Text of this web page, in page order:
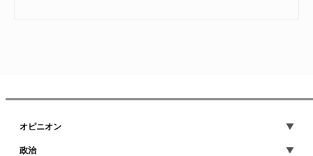
オピニオン
政治